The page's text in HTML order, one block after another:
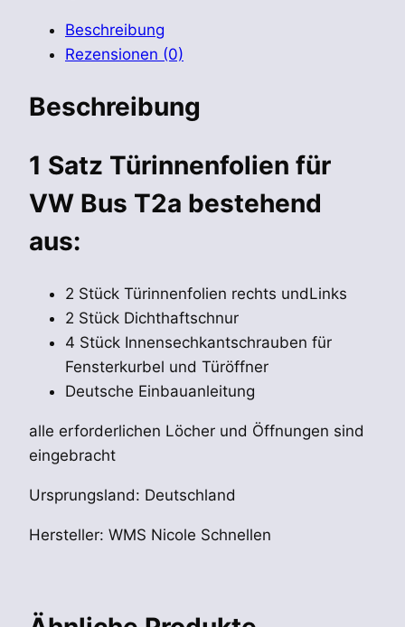
MengeBeschreibung
Rezensionen (0)
Beschreibung
1 Satz Türinnenfolien für
VW Bus T2a bestehend
aus:
2 Stück Türinnenfolien rechts undLinks
2 Stück Dichthaftschnur
4 Stück Innensechkantschrauben für
Fensterkurbel und Türöffner
Deutsche Einbauanleitung
alle erforderlichen Löcher und Öffnungen sind
eingebracht
Ursprungsland: Deutschland
Hersteller: WMS Nicole Schnellen